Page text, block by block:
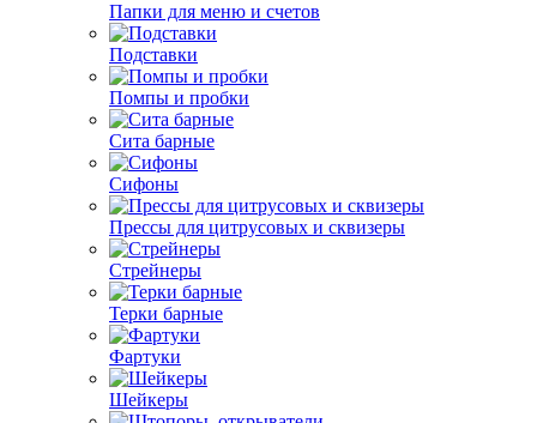
Папки для меню и счетов
Подставки
Помпы и пробки
Сита барные
Сифоны
Прессы для цитрусовых и сквизеры
Стрейнеры
Терки барные
Фартуки
Шейкеры